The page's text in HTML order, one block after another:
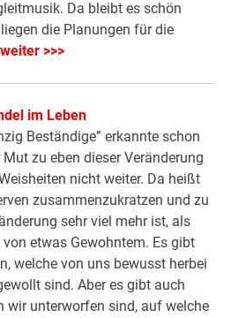
Da bleibt es schön
die Planungen für die
>>>
im Leben
Beständige” erkannte schon
zu eben dieser Veränderung
nicht weiter. Da heißt
zusammenzukratzen und zu
sehr viel mehr ist, als
etwas Gewohntem. Es gibt
welche von uns bewusst herbei
sind. Aber es gibt auch
wir unterworfen sind, auf welche